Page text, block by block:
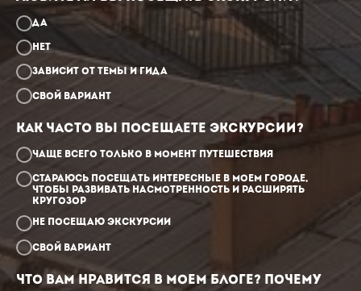
Да
Нет
Зависит от темы и гида
Свой вариант
Как часто Вы посещаете экскурсии?
Чаще всего только в момент путешествия
Стараюсь посещать интересные в моем городе,
чтобы развивать насмотренность и расширять
кругозор
Не посещаю экскурсии
Свой вариант
Что вам нравится в моем блоге? Почему